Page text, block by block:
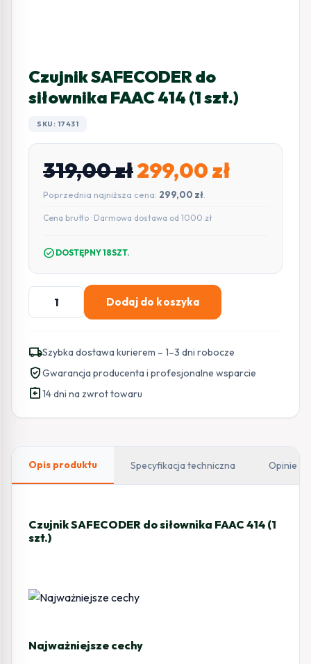
Czujnik SAFECODER do
siłownika FAAC 414 (1 szt.)
SKU: 17431
319,00złPierwotna
cena
wynosiła:
299,00zł
Poprzednia najniższa cena: 299,00 zł
Cena brutto · Darmowa dostawa od 1000 zł
check_circle DOSTĘPNY 18SZT.
ilość
Czujnik
do
siłownika
FAAC
414
Dodaj do koszyka
local_shippingSzybka dostawa kurierem – 1–3 dni robocze
verified_userGwarancja producenta i profesjonalne wsparcie
assignment_return14 dni na zwrot towaru
Opis produktu Specyfikacja techniczna Opinie
Czujnik SAFECODER do siłownika FAAC 414 (1
szt.)
Najważniejsze cechy